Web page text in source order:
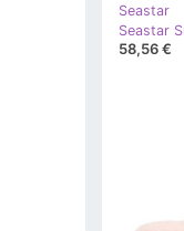
Seastar
Seastar
58,56 €